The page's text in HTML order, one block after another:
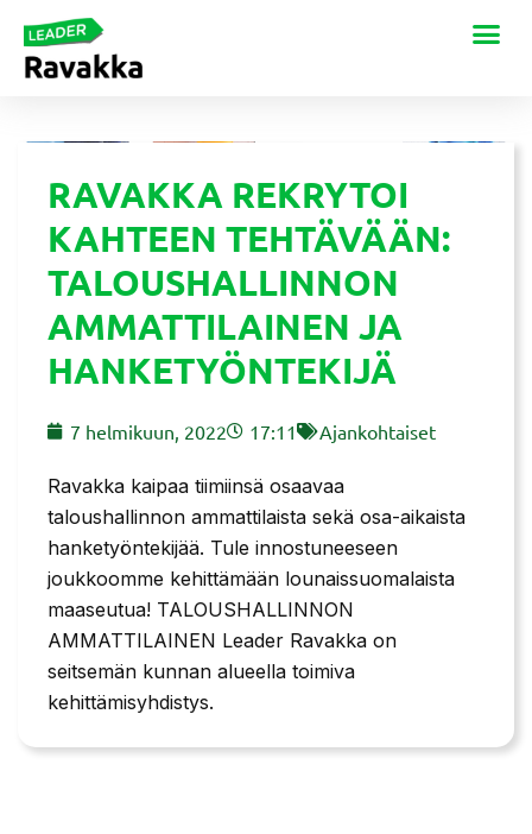
RAVAKKA REKRYTOI
KAHTEEN TEHTÄVÄÄN:
TALOUSHALLINNON
AMMATTILAINEN JA
HANKETYÖNTEKIJÄ
7 helmikuun, 2022 17:11 Ajankohtaiset
Ravakka kaipaa tiimiinsä osaavaa
taloushallinnon ammattilaista sekä osa-aikaista
hanketyöntekijää. Tule innostuneeseen
joukkoomme kehittämään lounaissuomalaista
maaseutua! TALOUSHALLINNON
AMMATTILAINEN Leader Ravakka on
seitsemän kunnan alueella toimiva
kehittämisyhdistys.